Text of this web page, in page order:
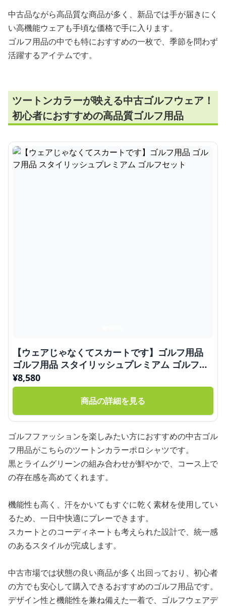
中古品ながら高品質な商品が多く、新品では手が届きにく
い高機能ウェアも手頃な価格で手に入ります。
ゴルフ用品の中でも特におすすめの一枚で、季節を問わず
活躍するアイテムです。
ツートンカラーが映える中古ゴルフウェア！
初心者におすすめの高品質ゴルフ用品
【ウェアじゃなくてスカートです】ゴルフ用品
ゴルフ用品 スタイリッシュプレミアム ゴルフセ
ット
¥8,580
商品の詳細を見る
ゴルフファッションを楽しみたい方におすすめの中古ゴル
フ用品がこちらのツートンカラーポロシャツです。
黒とライムグリーンの組み合わせが鮮やかで、コース上で
の存在感を高めてくれます。
機能性も高く、汗をかいてもすぐに乾く素材を使用してい
るため、一日中快適にプレーできます。
スカートとのコーディネートも考えられた設計で、統一感
のあるスタイルが完成します。
中古市場では状態の良い商品が多く出回っており、初心者
の方でも安心して購入できるおすすめのゴルフ用品です。
デザイン性と機能性を兼ね備えた一着で、ゴルフウェアデ